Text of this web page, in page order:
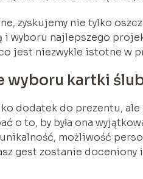
zyskujemy nie tylko
i wyboru najlepszego
jest niezwykle istotne w
wyboru kartki
dodatek do prezentu,
o to, by była ona
możliwość
gest zostanie doceniony i